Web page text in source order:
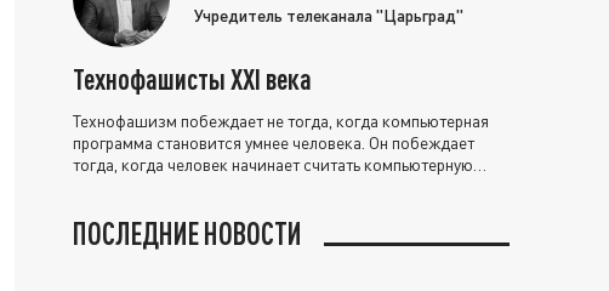
Учредитель телеканала "Царьград"
Технофашисты XXI века
Технофашизм побеждает не тогда, когда компьютерная
программа становится умнее человека. Он побеждает
тогда, когда человек начинает считать компьютерную
ПОСЛЕДНИЕ НОВОСТИ